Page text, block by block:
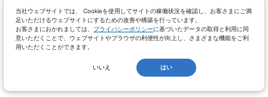
当社ウェブサイトでは、 Cookieを使用してサイトの稼働状況を確認し、お客さまにご満
足いただけるウェブサイトにするための改善や構築を行っています。
お客さまにおかれましては、 プライバシーポリシーに基づいたデータの取得と利用に同
意いただくことで、ウェブサイトやブラウザの利便性が向上し、さまざまな機能をご利
用いただくことができます。
いいえ はい